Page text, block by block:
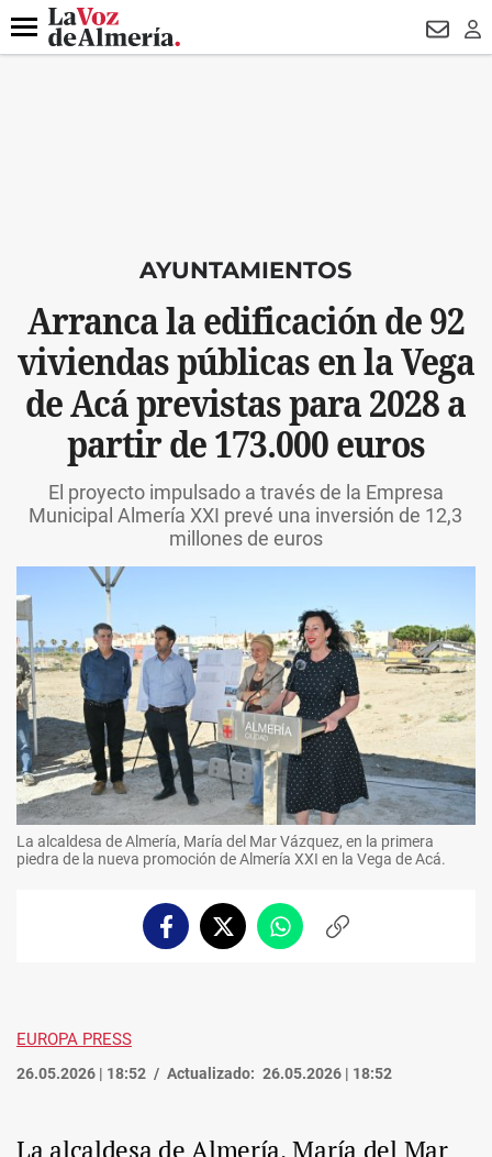
DESTACADO
Menú
AYUNTAMIENTOS
Arranca la edificación de 92
viviendas públicas en la Vega
de Acá previstas para 2028 a
partir de 173.000 euros
El proyecto impulsado a través de la Empresa
Municipal Almería XXI prevé una inversión de 12,3
millones de euros
La alcaldesa de Almería, María del Mar Vázquez, en la primera
piedra de la nueva promoción de Almería XXI en la Vega de Acá.
FacebookTwitterWhatsappCopiar
EUROPA PRESS
26.05.2026 | 18:52 Actualizado: 26.05.2026 | 18:52
La alcaldesa de Almería, María del Mar